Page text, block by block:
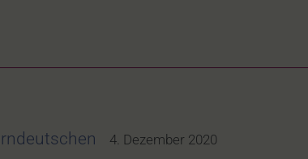
4. Dezember 2020